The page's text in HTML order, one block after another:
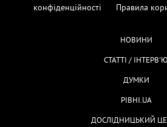
конфіденційності
Правила
НОВИНИ
СТАТТІ / ІНТЕРВ'Ю
ДУМКИ
РІВНІ.UA
ДОСЛІДНИЦЬКИЙ